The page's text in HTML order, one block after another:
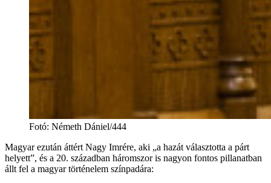
Fotó: Németh Dániel/444
Magyar ezután áttért Nagy Imrére, aki „a hazát választotta a párt
helyett”, és a 20. században háromszor is nagyon fontos pillanatban
állt fel a magyar történelem színpadára: